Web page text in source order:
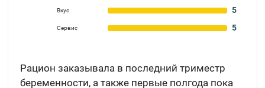
Вкус 5
Сервис 5
Рацион заказывала в последний триместр
беременности, а также первые полгода пока